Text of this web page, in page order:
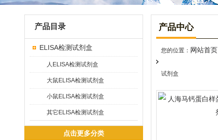
产品目录
ELISA检测试剂盒
人ELISA检测试剂盒
大鼠ELISA检测试剂盒
小鼠ELISA检测试剂盒
其它ELISA检测试剂盒
点击更多分类
产品中心
您的位置： 网站首页
试剂盒